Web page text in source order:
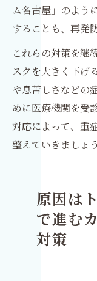
ム名古屋」のよう
することも、再発
これらの対策を継
スクを大きく下げ
や息苦しさなどの
めに医療機関を受
対応によって、重
整えていきましょう
原因は
で進む
対策